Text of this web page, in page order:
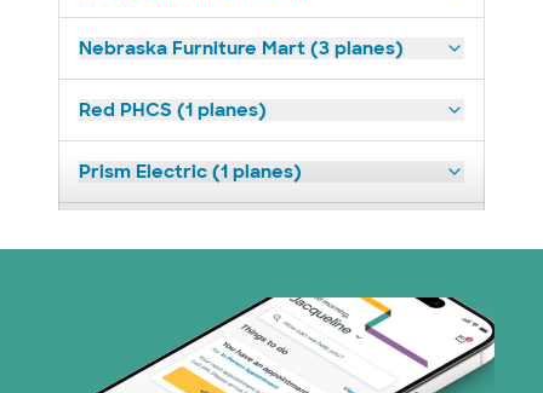
Nebraska Furniture Mart (3 planes)
Red PHCS (1 planes)
Prism Electric (1 planes)
TriWest HealthCare (1 planes)
United HealthCare (23 planes)